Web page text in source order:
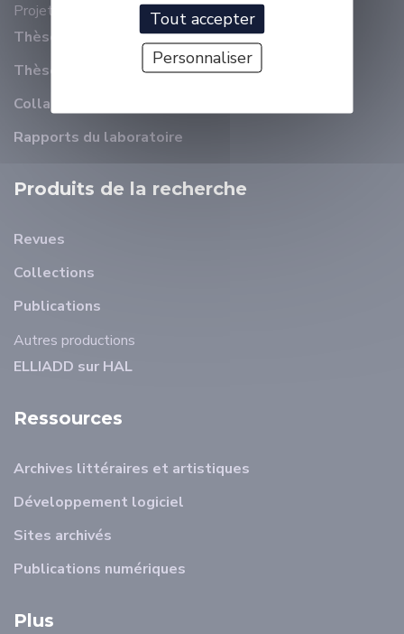
Projets
Thèses en cours
Thèses soutenues
Collaborations
Rapports du laboratoire
Produits de la recherche
Revues
Collections
Publications
Autres productions
ELLIADD sur HAL
Ressources
Archives littéraires et artistiques
Développement logiciel
Sites archivés
Publications numériques
Plus
Tout accepter
Personnaliser